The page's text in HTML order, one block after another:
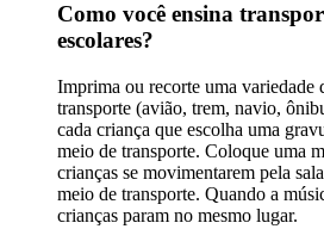
Como você ensina
escolares?
Imprima ou recorte uma variedade
transporte (avião, trem, navio,
cada criança que escolha uma
meio de transporte. Coloque uma
crianças se movimentarem pela
meio de transporte. Quando a
crianças param no mesmo lugar.